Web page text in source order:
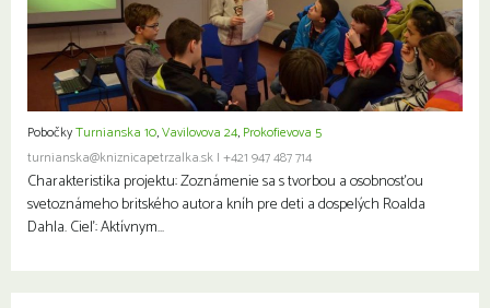
PobočkyTurnianska 10,Vavilovova 24, Prokofievova 5
turnianska@kniznicapetrzalka.sk | +421 947 487 714
Charakteristika projektu: Zoznámenie sa s tvorbou a osobnosťou
svetoznámeho britského autora kníh pre deti a dospelých Roalda
Dahla. Cieľ: Aktívnym…